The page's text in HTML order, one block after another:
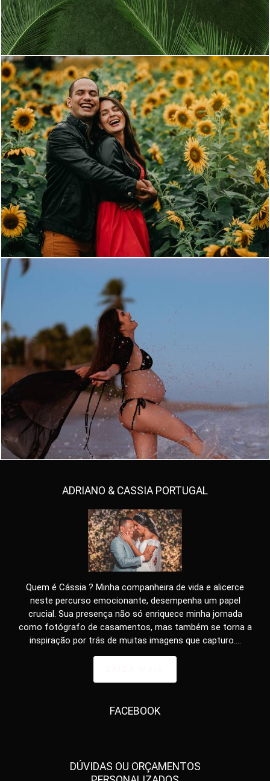
3257 54
1022 0
ADRIANO & CASSIA PORTUGAL
Quem é Cássia ? Minha companheira de vida e alicerce
neste percurso emocionante, desempenha um papel
crucial. Sua presença não só enriquece minha jornada
como fotógrafo de casamentos, mas também se torna a
inspiração por trás de muitas imagens que capturo....
FACEBOOK
DÚVIDAS OU ORÇAMENTOS